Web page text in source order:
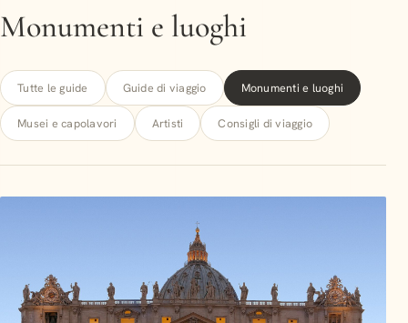
Monumenti e luoghi
Tutte le guide Guide di viaggio Monumenti e luoghi
Musei e capolavori Artisti Consigli di viaggio